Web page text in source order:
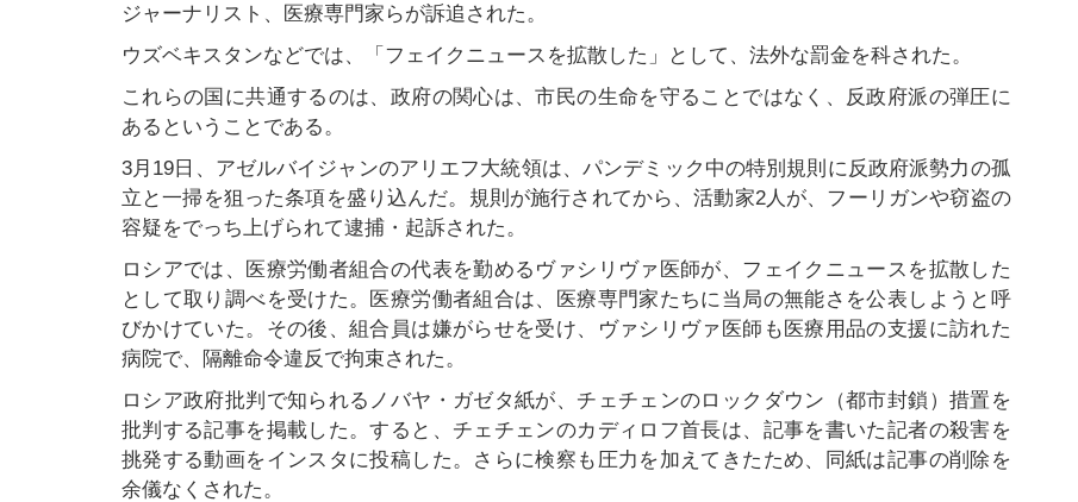
ジャーナリスト、医療専門家らが訴追された。
ウズベキスタンなどでは、「フェイクニュースを拡散した」として、法外な罰金を科された。
これらの国に共通するのは、政府の関心は、市民の生命を守ることではなく、反政府派の弾圧に
あるということである。
3月19日、アゼルバイジャンのアリエフ大統領は、パンデミック中の特別規則に反政府派勢力の孤
立と一掃を狙った条項を盛り込んだ。規則が施行されてから、活動家2人が、フーリガンや窃盗の
容疑をでっち上げられて逮捕・起訴された。
ロシアでは、医療労働者組合の代表を勤めるヴァシリヴァ医師が、フェイクニュースを拡散した
として取り調べを受けた。医療労働者組合は、医療専門家たちに当局の無能さを公表しようと呼
びかけていた。その後、組合員は嫌がらせを受け、ヴァシリヴァ医師も医療用品の支援に訪れた
病院で、隔離命令違反で拘束された。
ロシア政府批判で知られるノバヤ・ガゼタ紙が、チェチェンのロックダウン（都市封鎖）措置を
批判する記事を掲載した。すると、チェチェンのカディロフ首長は、記事を書いた記者の殺害を
挑発する動画をインスタに投稿した。さらに検察も圧力を加えてきたため、同紙は記事の削除を
余儀なくされた。